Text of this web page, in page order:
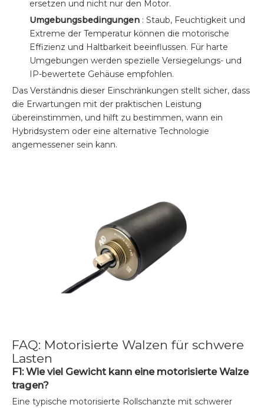
ersetzen und nicht nur den Motor.
Umgebungsbedingungen : Staub, Feuchtigkeit und
Extreme der Temperatur können die motorische
Effizienz und Haltbarkeit beeinflussen. Für harte
Umgebungen werden spezielle Versiegelungs- und
IP-bewertete Gehäuse empfohlen.
Das Verständnis dieser Einschränkungen stellt sicher, dass
die Erwartungen mit der praktischen Leistung
übereinstimmen, und hilft zu bestimmen, wann ein
Hybridsystem oder eine alternative Technologie
angemessener sein kann.
FAQ: Motorisierte Walzen für schwere
Lasten
F1: Wie viel Gewicht kann eine motorisierte Walze
tragen?
Eine typische motorisierte Rollschanzte mit schwerer